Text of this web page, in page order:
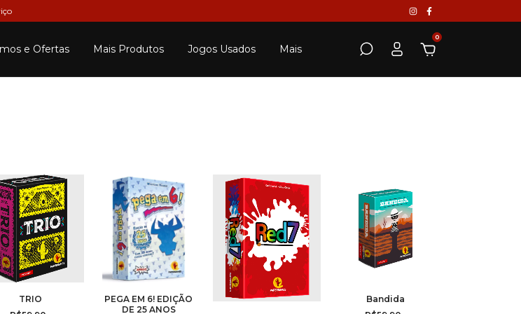
e Ofertas Mais Produtos Jogos Usados Mais
0
TRIO
PEGA EM 6! EDIÇÃO
DE 25 ANOS
Bandida